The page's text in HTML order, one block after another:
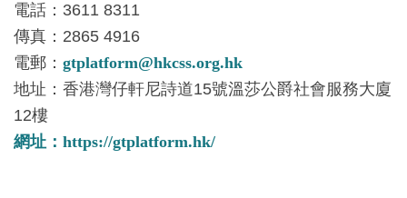
電話：3611 8311
傳真：2865 4916
電郵： gtplatform@hkcss.org.hk
地址：香港灣仔軒尼詩道15號溫莎公爵社會服務大廈
12樓
網址：https://gtplatform.hk/